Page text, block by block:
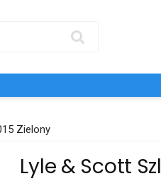
Zielony
Lyle & Scott